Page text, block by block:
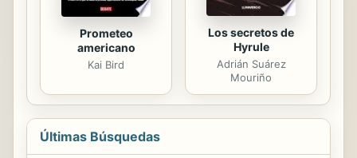
Prometeo
americano
Kai Bird
Los secretos de
Hyrule
Adrián Suárez
Mouriño
Últimas Búsquedas